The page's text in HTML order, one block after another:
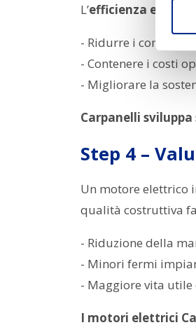
L’efficienza
- Ridurre i consumi
- Contenere i costi
- Migliorare la
Carpanelli
Step 4 –
Un motore elettrico
qualità costruttiva
- Riduzione della
- Minori fermi
- Maggiore vita
I motori elettrici